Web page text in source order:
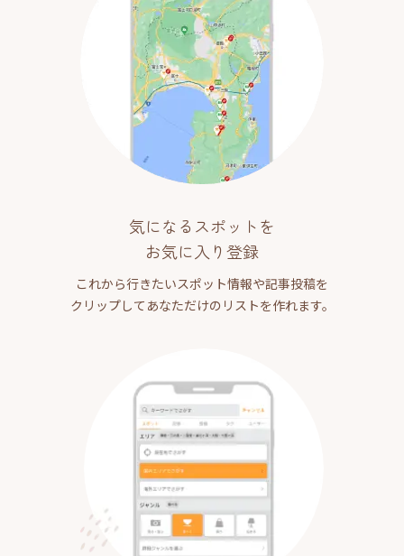
気になるスポットを
お気に入り登録
これから行きたいスポット情報や記事投稿を
クリップしてあなただけのリストを作れます。